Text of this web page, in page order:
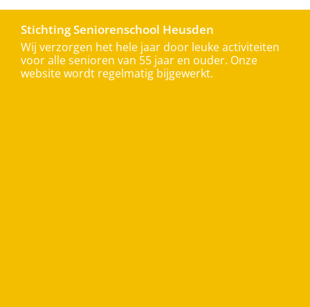
Stichting Seniorenschool Heusden
Wij verzorgen het hele jaar door leuke activiteiten
voor alle senioren van 55 jaar en ouder. Onze
website wordt regelmatig bijgewerkt.